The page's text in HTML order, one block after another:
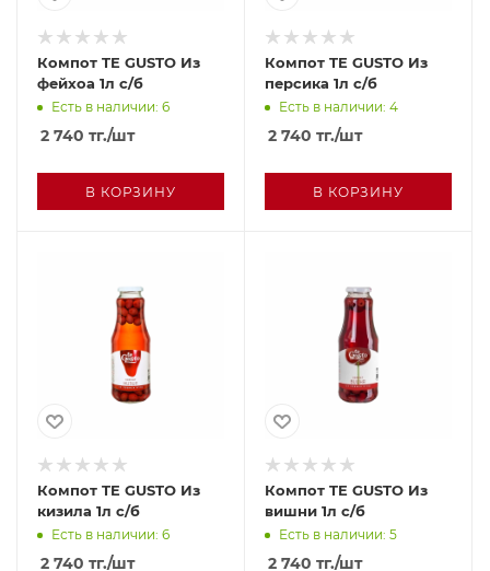
Компот TE GUSTO Из
фейхоа 1л с/б
Есть в наличии: 6
2 740 тг./шт
В КОРЗИНУ
Компот TE GUSTO Из
персика 1л с/б
Есть в наличии: 4
2 740 тг./шт
В КОРЗИНУ
Компот TE GUSTO Из
кизила 1л с/б
Есть в наличии: 6
2 740 тг./шт
Компот TE GUSTO Из
вишни 1л с/б
Есть в наличии: 5
2 740 тг./шт